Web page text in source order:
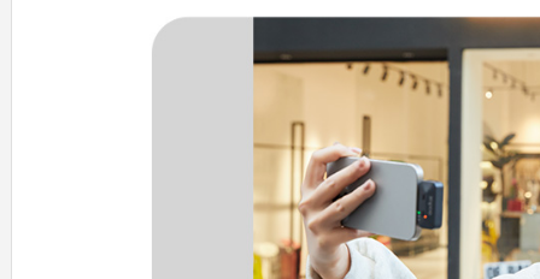
* Управление через